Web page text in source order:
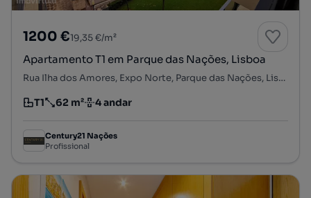
1200 €19,35 €/m²
Apartamento T1 em Parque das Nações, Lisboa
Rua Ilha dos Amores, Expo Norte, Parque das Nações, Lisboa, Lisboa
Tipologia
T1
Preço por metro quadrado
62 m²
Andar 4 andar
Century21 Nações
Profissional